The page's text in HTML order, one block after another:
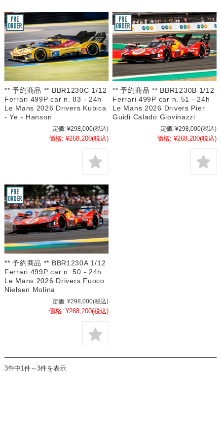
** 予約商品 ** BBR1230C 1/12
Ferrari 499P car n. 83 - 24h
Le Mans 2026 Drivers Kubica
- Ye - Hanson
定価: ¥298,000(税込)
価格: ¥268,200(税込)
** 予約商品 ** BBR1230B 1/12
Ferrari 499P car n. 51 - 24h
Le Mans 2026 Drivers Pier
Guidi Calado Giovinazzi
定価: ¥298,000(税込)
価格: ¥268,200(税込)
** 予約商品 ** BBR1230A 1/12
Ferrari 499P car n. 50 - 24h
Le Mans 2026 Drivers Fuoco
Nielsen Molina
定価: ¥298,000(税込)
価格: ¥268,200(税込)
3件中1件～3件を表示